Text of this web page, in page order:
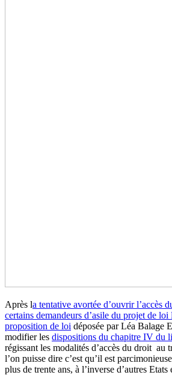
Après la tentative avortée d’ouvrir l’accès
certains demandeurs d’asile du projet de loi
proposition de loi déposée par Léa Balage
modifier les dispositions du chapitre IV du
régissant les modalités d’accès du droit au
l’on puisse dire c’est qu’il est
plus de trente ans, à l’inverse d’autres Etats